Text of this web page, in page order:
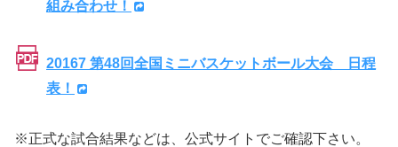
組み合わせ！
20167 第48回全国ミニバスケットボール大会 日程
表！
※正式な試合結果などは、公式サイトでご確認下さい。